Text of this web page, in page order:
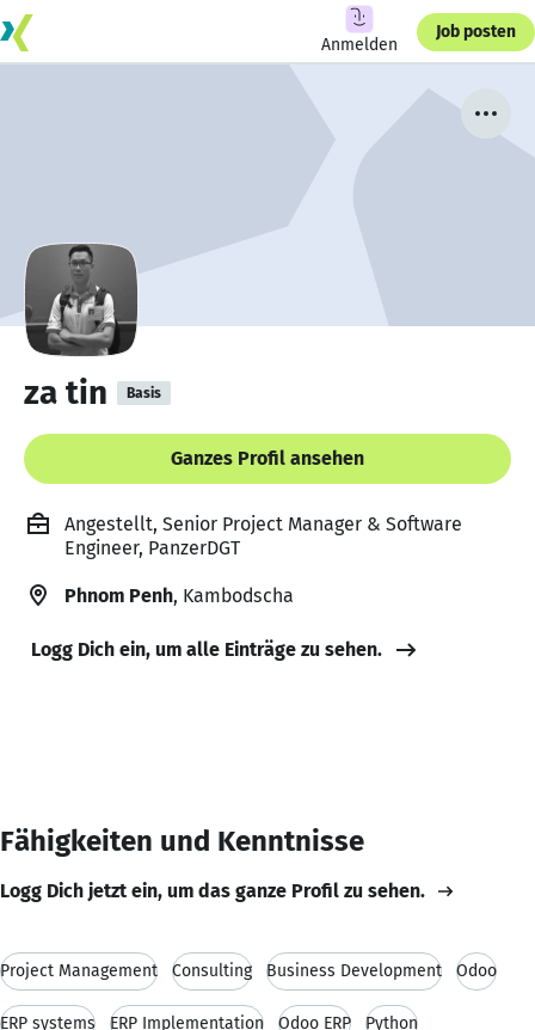
Anmelden
Job posten
za tin Basis
Ganzes Profil ansehen
Angestellt, Senior Project Manager & Software
Engineer, PanzerDGT
Phnom Penh, Kambodscha
Logg Dich ein, um alle Einträge zu sehen.
Fähigkeiten und Kenntnisse
Logg Dich jetzt ein, um das ganze Profil zu sehen.
Project Management Consulting Business Development Odoo
ERP systems ERP Implementation Odoo ERP Python